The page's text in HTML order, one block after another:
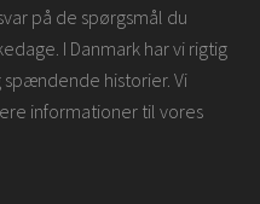
på de spørgsmål du
I Danmark har vi rigtig
historier. Vi
informationer til vores